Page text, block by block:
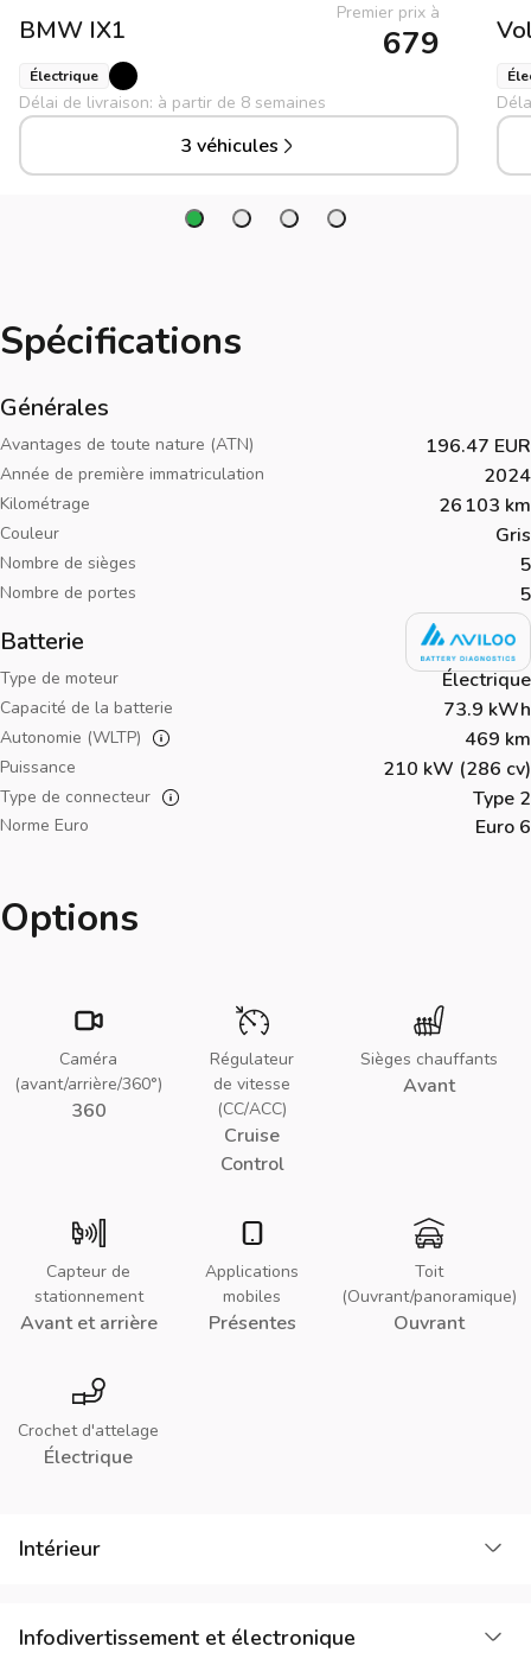
BMW IX1
Premier prix à
679
Électrique
Délai de livraison: à partir de 8 semaines
3 véhicules
Spécifications
Générales
Avantages de toute nature (ATN) 196.47 EUR
Année de première immatriculation 2024
Kilométrage 26 103 km
Couleur Gris
Nombre de sièges 5
Nombre de portes 5
Batterie
Type de moteur Électrique
Capacité de la batterie 73.9 kWh
Autonomie (WLTP) 469 km
Puissance 210 kW (286 cv)
Type de connecteur Type 2
Norme Euro Euro 6
Options
Caméra
(avant/arrière/360°)
360
Régulateur
de vitesse
(CC/ACC)
Cruise
Control
Sièges chauffants
Avant
Capteur de
stationnement
Avant et arrière
Applications
mobiles
Présentes
Toit
(Ouvrant/panoramique)
Ouvrant
Crochet d'attelage
Électrique
Intérieur
Infodivertissement et électronique